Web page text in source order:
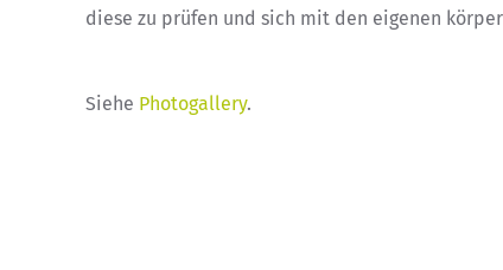
diese zu prüfen und sich mit den eigenen
Siehe Photogallery.